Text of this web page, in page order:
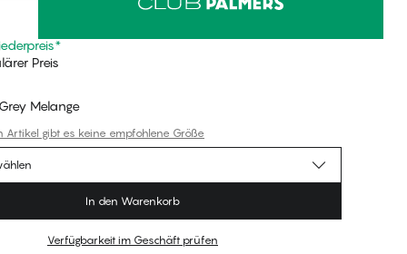
*
Preis
Melange
Artikel gibt es keine empfohlene Größe
In den Warenkorb
Verfügbarkeit im Geschäft prüfen